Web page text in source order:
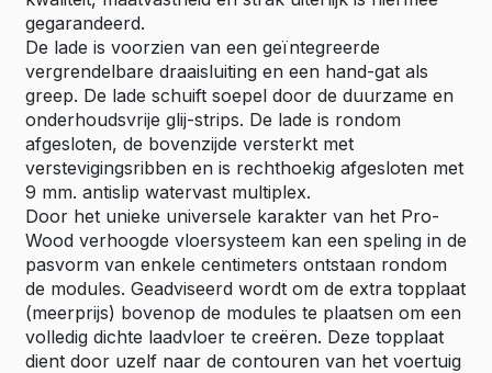
gegarandeerd.
De lade is voorzien van een geïntegreerde
vergrendelbare draaisluiting en een hand-gat als
greep. De lade schuift soepel door de duurzame en
onderhoudsvrije glij-strips. De lade is rondom
afgesloten, de bovenzijde versterkt met
verstevigingsribben en is rechthoekig afgesloten met
9 mm. antislip watervast multiplex.
Door het unieke universele karakter van het Pro-
Wood verhoogde vloersysteem kan een speling in de
pasvorm van enkele centimeters ontstaan rondom
de modules. Geadviseerd wordt om de extra topplaat
(meerprijs) bovenop de modules te plaatsen om een
volledig dichte laadvloer te creëren. Deze topplaat
dient door uzelf naar de contouren van het voertuig